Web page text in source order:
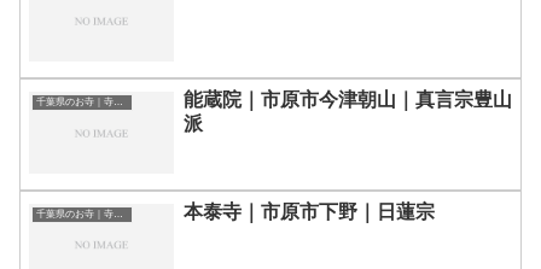
千葉県のお寺｜寺院一覧
能蔵院｜市原市今津朝山｜真言宗豊山
派
千葉県のお寺｜寺院一覧 本泰寺｜市原市下野｜日蓮宗